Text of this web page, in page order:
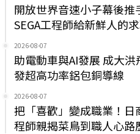
開放世界音速小子幕後推
SEGA工程師給新鮮人的
2026-08-07
助電動車與AI發展 成大
發超高功率鋁包銅導線
2026-08-07
把「喜歡」變成職業！日
程師親揭菜鳥到職人心路